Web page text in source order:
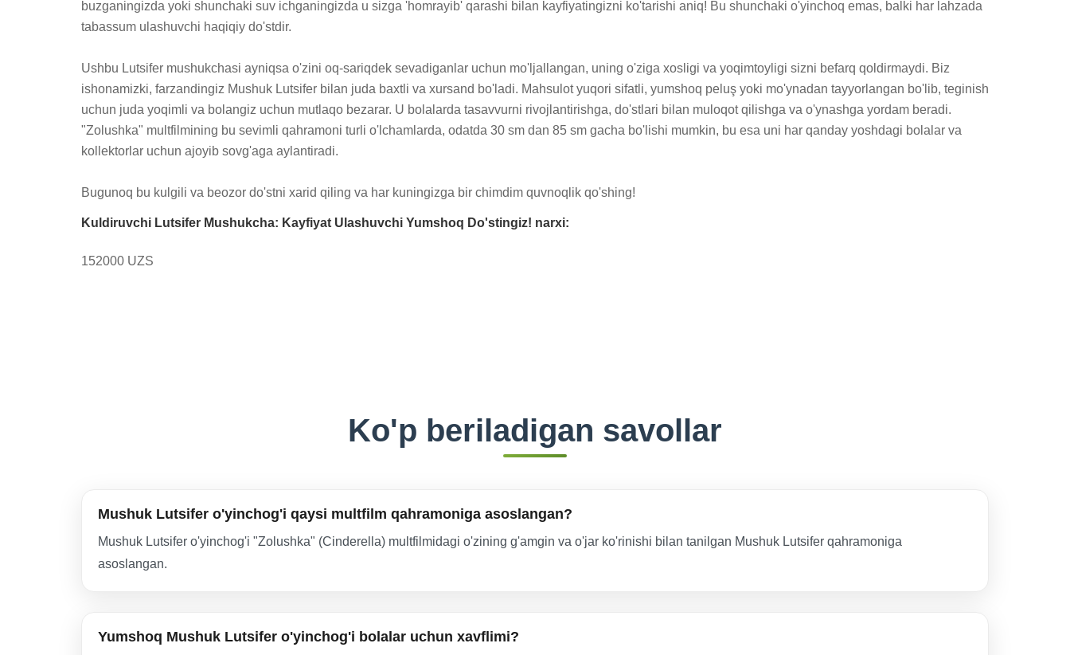
buzganingizda yoki shunchaki suv ichganingizda u sizga 'homrayib' qarashi bilan kayfiyatingizni ko'tarishi aniq! Bu shunchaki o'yinchoq emas, balki har lahzada
tabassum ulashuvchi haqiqiy do'stdir.
Ushbu Lutsifer mushukchasi ayniqsa o'zini oq-sariqdek sevadiganlar uchun mo'ljallangan, uning o'ziga xosligi va yoqimtoyligi sizni befarq qoldirmaydi. Biz
ishonamizki, farzandingiz Mushuk Lutsifer bilan juda baxtli va xursand bo'ladi. Mahsulot yuqori sifatli, yumshoq peluş yoki mo'ynadan tayyorlangan bo'lib, teginish
uchun juda yoqimli va bolangiz uchun mutlaqo bezarar. U bolalarda tasavvurni rivojlantirishga, do'stlari bilan muloqot qilishga va o'ynashga yordam beradi.
"Zolushka" multfilmining bu sevimli qahramoni turli o'lchamlarda, odatda 30 sm dan 85 sm gacha bo'lishi mumkin, bu esa uni har qanday yoshdagi bolalar va
kollektorlar uchun ajoyib sovg'aga aylantiradi.
Bugunoq bu kulgili va beozor do'stni xarid qiling va har kuningizga bir chimdim quvnoqlik qo'shing!
Kuldiruvchi Lutsifer Mushukcha: Kayfiyat Ulashuvchi Yumshoq Do'stingiz! narxi:
152000 UZS
Ko'p beriladigan savollar
Mushuk Lutsifer o'yinchog'i qaysi multfilm qahramoniga asoslangan?
Mushuk Lutsifer o'yinchog'i "Zolushka" (Cinderella) multfilmidagi o'zining g'amgin va o'jar ko'rinishi bilan tanilgan Mushuk Lutsifer qahramoniga
asoslangan.
Yumshoq Mushuk Lutsifer o'yinchog'i bolalar uchun xavflimi?